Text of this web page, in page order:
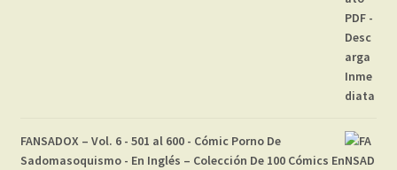
FANSADOX – Vol. 6 - 501 al 600 - Cómic Porno De
Sadomasoquismo - En Inglés – Colección De 100 Cómics En